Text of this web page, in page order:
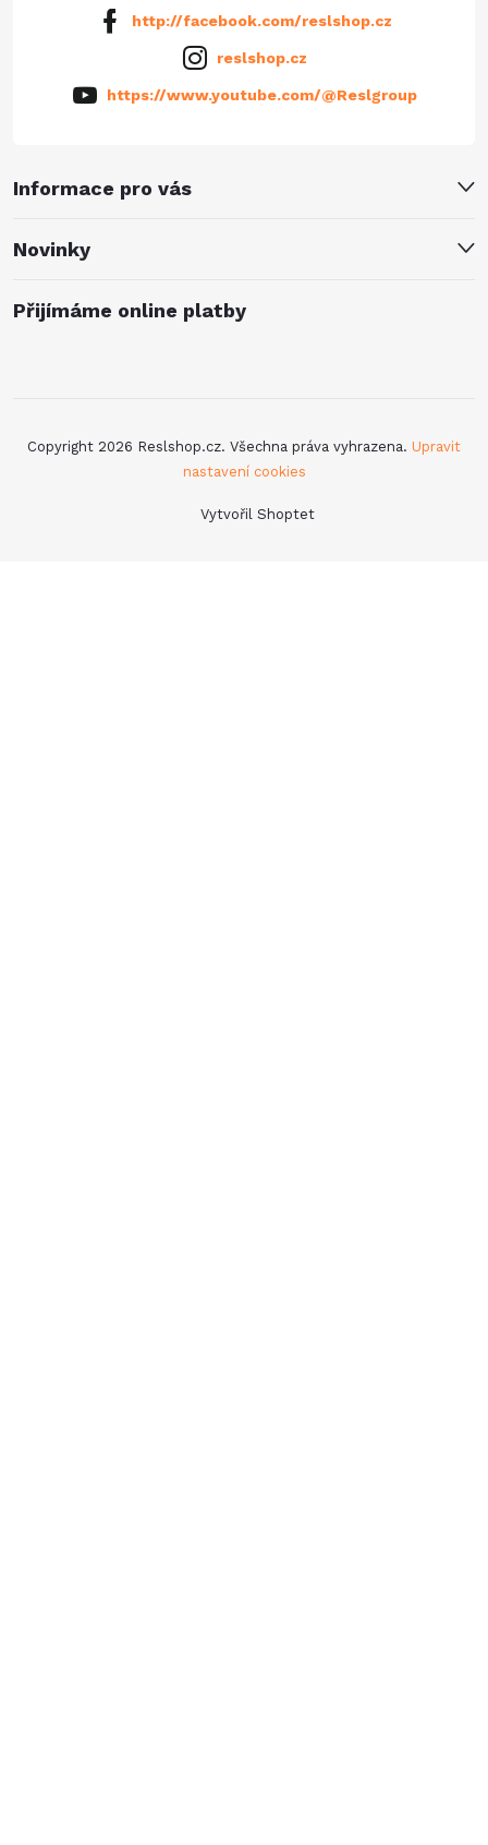
Informace pro vás
Novinky
http://facebook.com/reslshop.cz
reslshop.cz
https://www.youtube.com/@Reslgroup
Přijímáme online platby
Vytvořil Shoptet
Copyright 2026 Reslshop.cz. Všechna práva vyhrazena. Upravit
nastavení cookies